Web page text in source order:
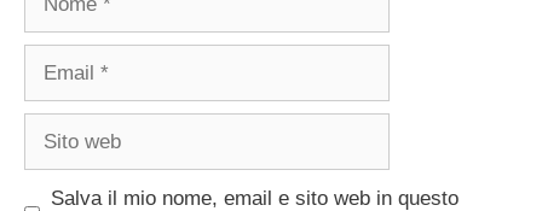
Salva il mio nome, email e sito web in questo